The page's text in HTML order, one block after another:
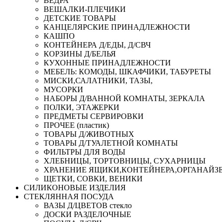
ВЕШАЛКИ-ПЛЕЧИКИ
ДЕТСКИЕ ТОВАРЫ
КАНЦЕЛЯРСКИЕ ПРИНАДЛЕЖНОСТИ
КАШПО
КОНТЕЙНЕРА Д/ЕДЫ, Д/СВЧ
КОРЗИНЫ Д/БЕЛЬЯ
КУХОННЫЕ ПРИНАДЛЕЖНОСТИ
МЕБЕЛЬ: КОМОДЫ, ШКАФЧИКИ, ТАБУРЕТЫ
МИСКИ,САЛАТНИКИ, ТАЗЫ,
МУСОРКИ
НАБОРЫ Д/ВАННОЙ КОМНАТЫ, ЗЕРКАЛА
ПОЛКИ, ЭТАЖЕРКИ
ПРЕДМЕТЫ СЕРВИРОВКИ
ПРОЧЕЕ (пластик)
ТОВАРЫ Д/ЖИВОТНЫХ
ТОВАРЫ Д/ТУАЛЕТНОЙ КОМНАТЫ
ФИЛЬТРЫ ДЛЯ ВОДЫ
ХЛЕБНИЦЫ, ТОРТОВНИЦЫ, СУХАРНИЦЫ
ХРАНЕНИЕ
ЩЕТКИ, СОВКИ, ВЕНИКИ
СИЛИКОНОВЫЕ ИЗДЕЛИЯ
СТЕКЛЯННАЯ ПОСУДА
ВАЗЫ Д/ЦВЕТОВ стекло
ДОСКИ РАЗДЕЛОЧНЫЕ